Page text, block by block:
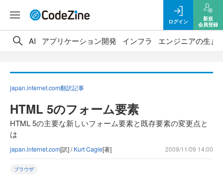
ログイン
新規
会員登録
AI アプリケーション開発 インフラ エンジニアの生き
japan.internet.com翻訳記事
HTML 5のフォーム要素
HTML 5の主要な新しいフォーム要素と既存要素の変更点と
は
japan.internet.com[訳] /Kurt Cagle[著] 2009/11/09 14:00
ブラウザ